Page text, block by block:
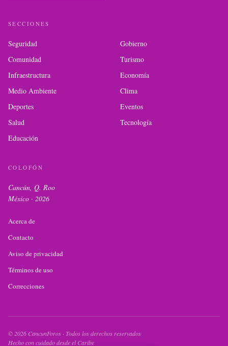
SECCIONES
Seguridad
Gobierno
Comunidad
Turismo
Infraestructura
Economía
Medio Ambiente
Clima
Deportes
Eventos
Salud
Tecnología
Educación
COLOFÓN
Cancún, Q. Roo
México · 2026
Acerca de
Contacto
Aviso de privacidad
Términos de uso
Correcciones
© 2026 CancunForos · Todos los derechos reservados
Hecho con cuidado desde el Caribe